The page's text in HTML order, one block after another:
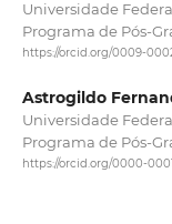
Universidade
Programa de Pós-
https://orcid.org/0009-
Astrogildo
Universidade
Programa de Pós-
https://orcid.org/0000-